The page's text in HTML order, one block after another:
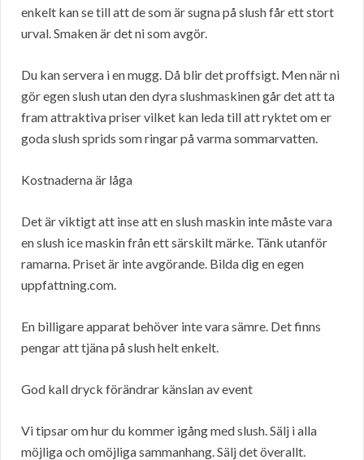
enkelt kan se till att de som är sugna på slush får ett stort
urval. Smaken är det ni som avgör.
Du kan servera i en mugg. Då blir det proffsigt. Men när ni
gör egen slush utan den dyra slushmaskinen går det att ta
fram attraktiva priser vilket kan leda till att ryktet om er
goda slush sprids som ringar på varma sommarvatten.
Kostnaderna är låga
Det är viktigt att inse att en slush maskin inte måste vara
en slush ice maskin från ett särskilt märke. Tänk utanför
ramarna. Priset är inte avgörande. Bilda dig en egen
uppfattning.com.
En billigare apparat behöver inte vara sämre. Det finns
pengar att tjäna på slush helt enkelt.
God kall dryck förändrar känslan av event
Vi tipsar om hur du kommer igång med slush. Sälj i alla
möjliga och omöjliga sammanhang. Sälj det överallt.